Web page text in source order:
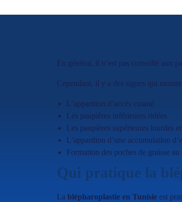
En général, il n’est pas conseillé aux
Cependant, il y a des signes qui
L’apparition d’accès cutané
Les paupières inférieures ridées
Les paupières supérieures lourdes
L’apparition d’une accumulation
Formation des poches de graisse au
Qui pratique la
La blépharoplastie en Tunisie est